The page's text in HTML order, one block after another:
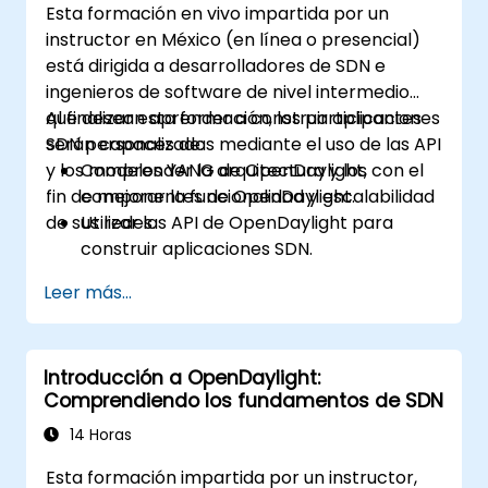
Esta formación en vivo impartida por un
instructor en México (en línea o presencial)
está dirigida a desarrolladores de SDN e
ingenieros de software de nivel intermedio
que desean aprender a construir aplicaciones
SDN personalizadas mediante el uso de las API
y los modelos YANG de OpenDaylight, con el
fin de mejorar la funcionalidad y escalabilidad
de sus redes.
Al finalizar esta formación, los participantes
serán capaces de:
Comprender la arquitectura y los
componentes de OpenDaylight.
Utilizar las API de OpenDaylight para
construir aplicaciones SDN.
personalizar la red.
Implementar, probar y depurar
aplicaciones personalizadas en un
entorno OpenDaylight.
Integrar OpenDaylight con sistemas
externos y dispositivos de red.
Leer más...
Introducción a OpenDaylight:
Comprendiendo los fundamentos de SDN
14 Horas
Esta formación impartida por un instructor,